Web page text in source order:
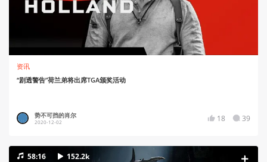
资讯
“剧透警告”荷兰弟将出席TGA颁奖活动
势不可挡的肖尔
2020-12-02 18 39
58:16 152.2k